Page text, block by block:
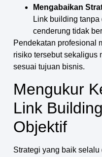
Mengabaikan
Link building
cenderung tidak
Pendekatan profesional
risiko tersebut sekaligus
sesuai tujuan bisnis.
Mengukur
Link
Objektif
Strategi yang baik selalu